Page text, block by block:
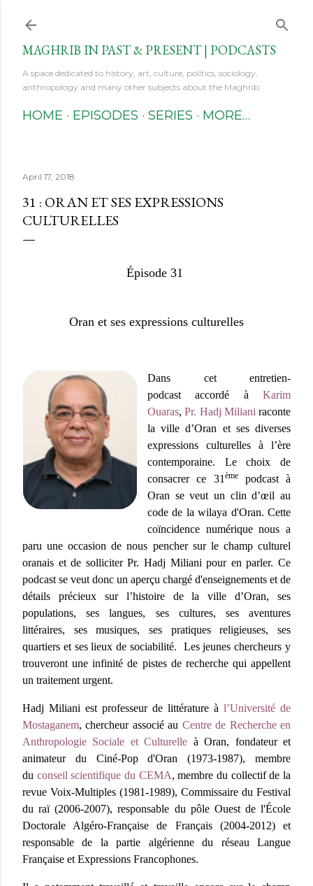
MAGHRIB IN PAST & PRESENT | PODCASTS
A space dedicated to history, art, culture, politics, sociology,
anthropology and many other subjects about the Maghrib
HOME EPISODES SERIES MORE…
April 17, 2018
31 : ORAN ET SES EXPRESSIONS
CULTURELLES
Épisode 31
Oran et ses expressions culturelles
Dans cet entretien-
podcast
accordé àKarim
Ouaras,Pr. Hadj Miliani raconte
la ville d’Oran et ses diverses
expressions culturelles à l’ère
contemporaine. Le choix de
consacrer ce 31 èmepodcast à
Oran se veut un clin d’œil au
code de la wilaya d'Oran. Cette
coïncidence numérique nous a
paru une occasion de nous pencher sur le champ culturel
oranais et de solliciter Pr. Hadj Miliani pour en parler. Ce
podcast se veut donc un aperçu chargé d'enseignements et de
détails précieux sur l’histoire de la ville d’Oran, ses
populations, ses langues, ses cultures, ses aventures
littéraires, ses musiques, ses pratiques religieuses, ses
quartiers et ses lieux de sociabilité. Les jeunes chercheurs y
trouveront une infinité de pistes de recherche qui appellent
un traitement urgent.
Hadj Miliani est professeur de littérature à l’Université de
Mostaganem, chercheur associé au Centre de Recherche en
Anthropologie Sociale et Culturelle à Oran, fondateur et
animateur du Ciné-Pop d'Oran (1973-1987), membre
du conseil scientifique du CEMA, membre du collectif de la
revue Voix-Multiples (1981-1989), Commissaire du Festival
du raï (2006-2007), responsable du pôle Ouest de l'École
Doctorale Algéro-Française de Français (2004-2012) et
responsable de la partie algérienne du réseau Langue
Française et Expressions Francophones.